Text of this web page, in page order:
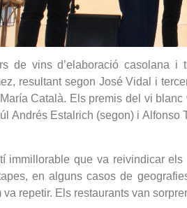
de vins d’elaboració casolana i
resultant segon José Vidal i
Català. Els premis del vi
Andrés Estalrich (segon) i
immillorable que va reivindicar
en alguns casos de
repetir. Els restaurants van